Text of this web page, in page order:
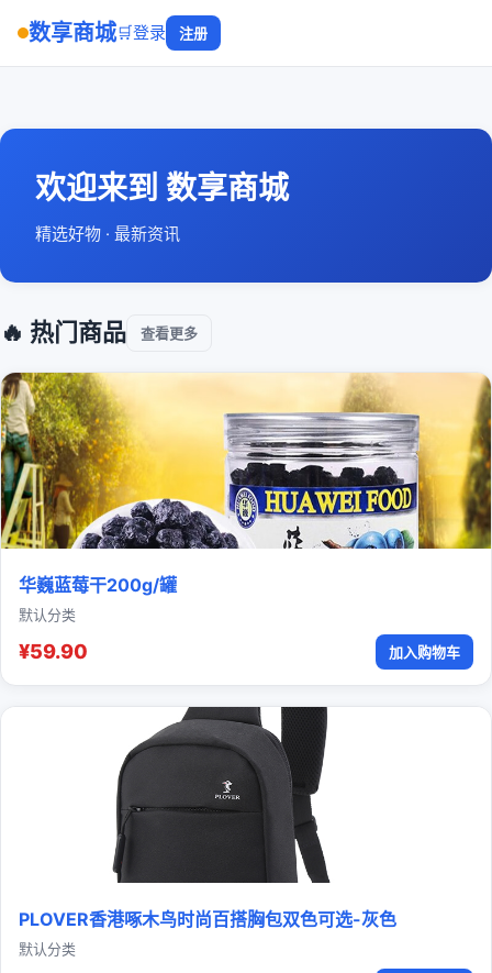
数享商城🛒登录 注册
欢迎来到 数享商城
精选好物 · 最新资讯
🔥 热门商品 查看更多
华巍蓝莓干200g/罐
默认分类
¥59.90 加入购物车
PLOVER香港啄木鸟时尚百搭胸包双色可选-灰色
默认分类